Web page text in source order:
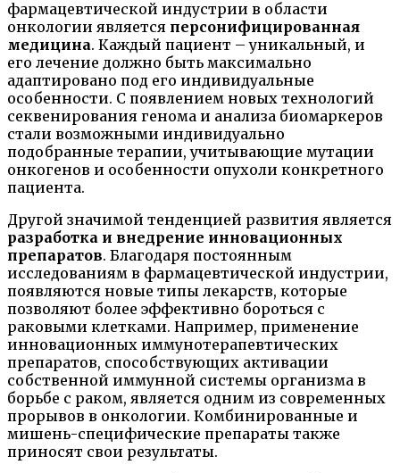
фармацевтической индустрии в области
онкологии является персонифицированная
медицина. Каждый пациент – уникальный, и
его лечение должно быть максимально
адаптировано под его индивидуальные
особенности. С появлением новых технологий
секвенирования генома и анализа биомаркеров
стали возможными индивидуально
подобранные терапии, учитывающие мутации
онкогенов и особенности опухоли конкретного
пациента.
Другой значимой тенденцией развития является
разработка и внедрение инновационных
препаратов. Благодаря постоянным
исследованиям в фармацевтической индустрии,
появляются новые типы лекарств, которые
позволяют более эффективно бороться с
раковыми клетками. Например, применение
инновационных иммунотерапевтических
препаратов, способствующих активации
собственной иммунной системы организма в
борьбе с раком, является одним из современных
прорывов в онкологии. Комбинированные и
мишень-специфические препараты также
приносят свои результаты.